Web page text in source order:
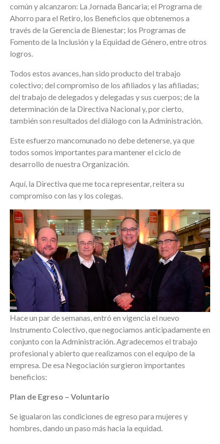
común y alcanzaron: La Jornada Bancaria; el Programa de
Ahorro para el Retiro, los Beneficios que obtenemos a
través de la Gerencia de Bienestar; los Programas de
Fomento de la Inclusión y la Equidad de Género, entre otros
logros.
Todos estos avances, han sido producto del trabajo
colectivo; del compromiso de los afiliados y las afiliadas;
del trabajo de delegados y delegadas y sus cuerpos; de la
determinación de la Directiva Nacional y, por cierto,
también son resultados del diálogo con la Administración.
Este esfuerzo mancomunado no debe detenerse, ya que
todos somos importantes para mantener el ciclo de
desarrollo de nuestra Organización.
Aquí, la Directiva que me toca representar, reitera su
compromiso con las y los colegas.
Hace un par de semanas, entró en vigencia el nuevo
Instrumento Colectivo, que negociamos anticipadamente en
conjunto con la Administración. Agradecemos el trabajo
profesional y abierto que realizamos con el equipo de la
empresa. De esa Negociación surgieron importantes
beneficios:
Plan de Egreso – Voluntario
Se igualaron las condiciones de egreso para mujeres y
hombres, dando un paso más hacia la equidad.